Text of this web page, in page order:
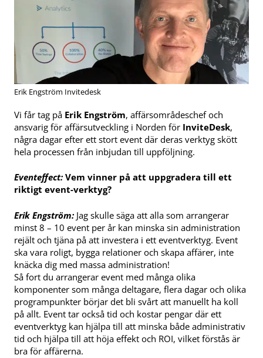
Erik Engström Invitedesk
Vi får tag på Erik Engström, affärsområdeschef och
ansvarig för affärsutveckling i Norden för InviteDesk,
några dagar efter ett stort event där deras verktyg skött
hela processen från inbjudan till uppföljning.
Eventeffect: Vem vinner på att uppgradera till ett
riktigt event-verktyg?
Erik Engström: Jag skulle säga att alla som arrangerar
minst 8 – 10 event per år kan minska sin administration
rejält och tjäna på att investera i ett eventverktyg. Event
ska vara roligt, bygga relationer och skapa affärer, inte
knäcka dig med massa administration!
Så fort du arrangerar event med många olika
komponenter som många deltagare, flera dagar och olika
programpunkter börjar det bli svårt att manuellt ha koll
på allt. Event tar också tid och kostar pengar där ett
eventverktyg kan hjälpa till att minska både administrativ
tid och hjälpa till att höja effekt och ROI, vilket förstås är
bra för affärerna.